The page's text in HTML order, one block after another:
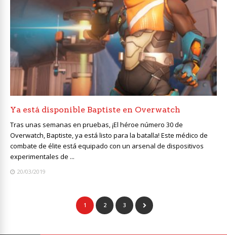
Ya está disponible Baptiste en Overwatch
Tras unas semanas en pruebas, ¡El héroe número 30 de
Overwatch, Baptiste, ya está listo para la batalla! Este médico de
combate de élite está equipado con un arsenal de dispositivos
experimentales de ...
20/03/2019
1 2 3